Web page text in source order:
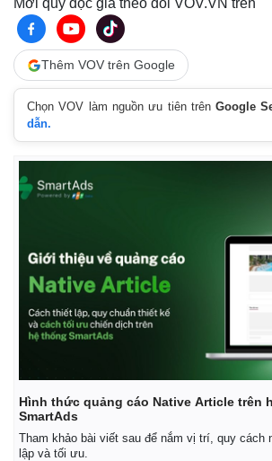
Mời quý độc giả theo dõi VOV.VN trên
Thêm VOV trên Google
Chọn VOV làm nguồn ưu tiên trênGoogle
dẫn.
Hình thức quảng cáo Native Article trên
SmartAds
Tham khảo bài viết sau để nắm vị trí, quy cách
lập và tối ưu.